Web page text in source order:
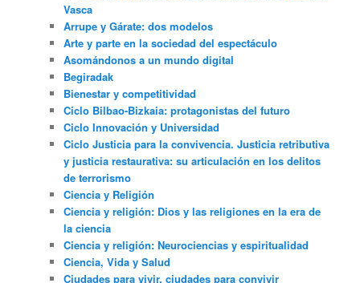
Vasca
Arrupe y Gárate: dos modelos
Arte y parte en la sociedad del espectáculo
Asomándonos a un mundo digital
Begiradak
Bienestar y competitividad
Ciclo Bilbao-Bizkaia: protagonistas del futuro
Ciclo Innovación y Universidad
Ciclo Justicia para la convivencia. Justicia retributiva
y justicia restaurativa: su articulación en los delitos
de terrorismo
Ciencia y Religión
Ciencia y religión: Dios y las religiones en la era de
la ciencia
Ciencia y religión: Neurociencias y espiritualidad
Ciencia, Vida y Salud
Ciudades para vivir, ciudades para convivir